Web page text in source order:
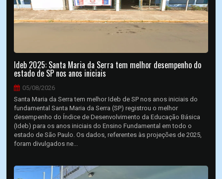
Ideb 2025: Santa Maria da Serra tem melhor desempenho do
estado de SP nos anos iniciais
05/08/2026
Santa Maria da Serra tem melhor Ideb de SP nos anos iniciais do
fundamental Santa Maria da Serra (SP) registrou o melhor
desempenho do Índice de Desenvolvimento da Educação Básica
(Ideb) para os anos iniciais do Ensino Fundamental em todo o
estado de São Paulo. Os dados, referentes às projeções de 2025,
foram divulgados ne...